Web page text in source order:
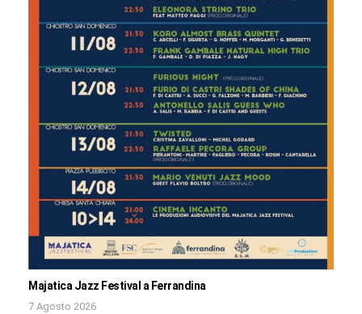
Majatica Jazz Festival a Ferrandina
7 Agosto 2026